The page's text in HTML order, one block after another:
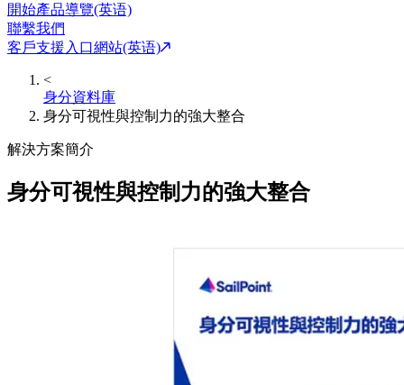
開始產品導覽(英语)
聯繫我們
客戶支援入口網站(英语)
<
身分資料庫
身分可視性與控制力的強大整合
解決方案簡介
身分可視性與控制力的強大整合